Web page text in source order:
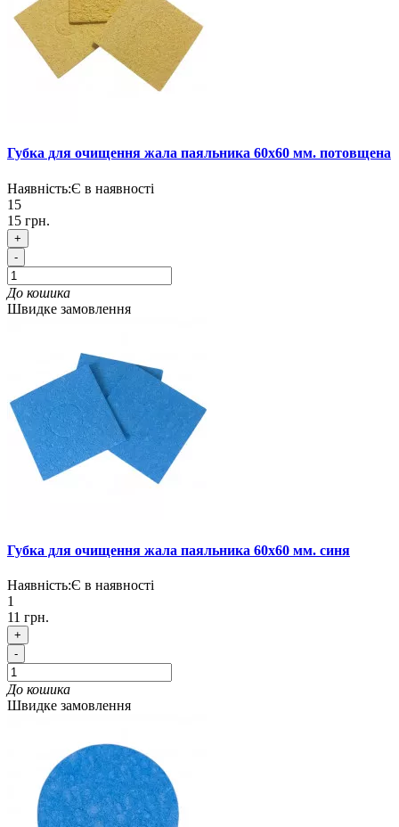
Губка для очищення жала паяльника 60х60 мм. потовщена
Наявність:Є в наявності
15
15 грн.
+
-
До кошика
Швидке замовлення
Губка для очищення жала паяльника 60х60 мм. синя
Наявність:Є в наявності
1
11 грн.
+
-
До кошика
Швидке замовлення